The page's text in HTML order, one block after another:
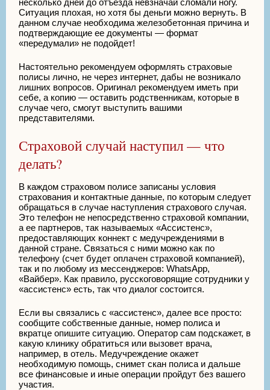
Ситуация плохая, но хотя бы деньги можно вернуть. В
данном случае необходима железобетонная причина и
подтверждающие ее документы — формат
«передумали» не подойдет!
Настоятельно рекомендуем оформлять страховые
полисы лично, не через интернет, дабы не возникало
лишних вопросов. Оригинал рекомендуем иметь при
себе, а копию — оставить родственникам, которые в
случае чего, смогут выступить вашими
представителями.
Страховой случай наступил — что
делать?
В каждом страховом полисе записаны условия
страхования и контактные данные, по которым следует
обращаться в случае наступления страхового случая.
Это телефон не непосредственно страховой компании,
а ее партнеров, так называемых «Ассистенс»,
предоставляющих коннект с медучреждениями в
данной стране. Связаться с ними можно как по
телефону (счет будет оплачен страховой компанией),
так и по любому из мессенджеров: WhatsApp,
«Вайбер». Как правило, русскоговорящие сотрудники у
«ассистенс» есть, так что диалог состоится.
Если вы связались с «ассистенс», далее все просто:
сообщите собственные данные, номер полиса и
вкратце опишите ситуацию. Оператор сам подскажет, в
какую клинику обратиться или вызовет врача,
например, в отель. Медучреждение окажет
необходимую помощь, снимет скан полиса и дальше
все финансовые и иные операции пройдут без вашего
участия.